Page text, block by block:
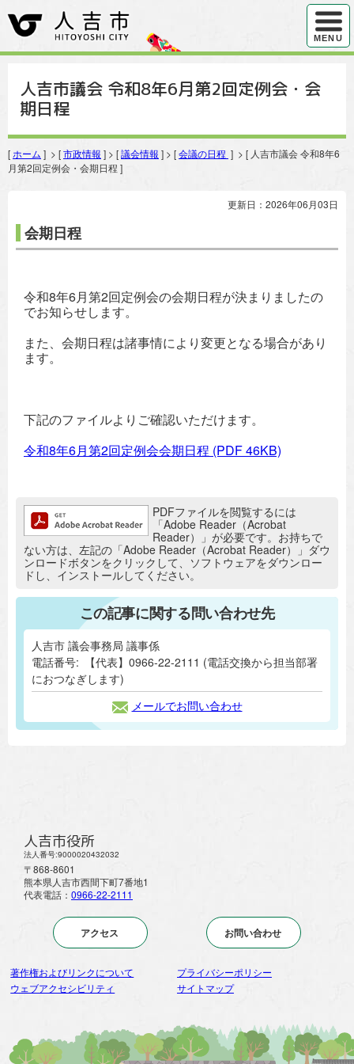
ハンバ
MENU
人吉市議会 令和8年6月第2回定例会・会
期日程
[ ホーム ] > [市政情報 ] > [議会情報 ] > [会議の日程 ] > [ 人吉市議会 令和8年6
月第2回定例会・会期日程 ]
更新日：2026年06月03日
会期日程
令和8年6月第2回定例会の会期日程が決まりましたの
でお知らせします。
また、会期日程は諸事情により変更となる場合があり
ます。
下記のファイルよりご確認いただけます。
令和8年6月第2回定例会会期日程 (PDF 46KB)
追加情報：PDFファイルPDFファイルを閲覧するには
「Adobe Reader（Acrobat
Reader）」が必要です。お持ちで
ない方は、左記の「Adobe Reader（Acrobat Reader）」ダウ
ンロードボタンをクリックして、ソフトウェアをダウンロー
ドし、インストールしてください。
この記事に関する問い合わせ先
人吉市 議会事務局 議事係
電話番号:
【代表】0966-22-2111 (電話交換から担当部署
におつなぎします)
メールでお問い合わせ
人吉市役所
法人番号:9000020432032
〒868-8601
熊本県人吉市西間下町7番地1
代表電話： 0966-22-2111
アクセス お問い合わせ
著作権およびリンクについて
プライバシーポリシー
ウェブアクセシビリティ
サイトマップ